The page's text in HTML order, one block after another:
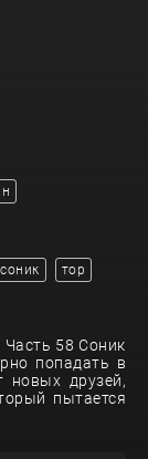
соник тор
Часть 58 Соник
попадать в
новых друзей,
пытается